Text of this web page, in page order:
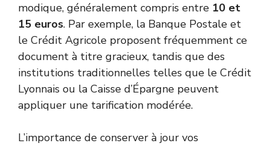
modique, généralement compris entre 10 et
15 euros. Par exemple, la Banque Postale et
le Crédit Agricole proposent fréquemment ce
document à titre gracieux, tandis que des
institutions traditionnelles telles que le Crédit
Lyonnais ou la Caisse d’Épargne peuvent
appliquer une tarification modérée.
L’importance de conserver à jour vos